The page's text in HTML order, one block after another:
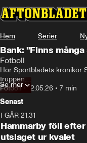
Hem Serier
Bank: ”Finns
Fotboll
Hör Sportbladets krönikör
truppen.
Reporter: Linn Nordström
Fotboll•12.05.26 • 7 min
Se mer
Senast
I GÅR 21:31
Hammarby föll
utslaget ur kvalet